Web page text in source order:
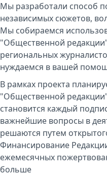
Мы разработали способ
независимых сюжетов,
Мы собираемся
"Общественной
региональных
нуждаемся в вашей
В рамках проекта
"Общественной
становится каждый
важнейшие вопросы в
решаются путем
Финансирование
ежемесячных
больше